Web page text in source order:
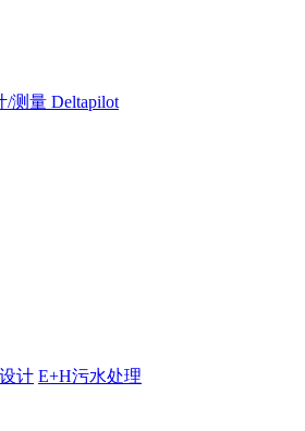
测量 Deltapilot
计 E+H污水处理